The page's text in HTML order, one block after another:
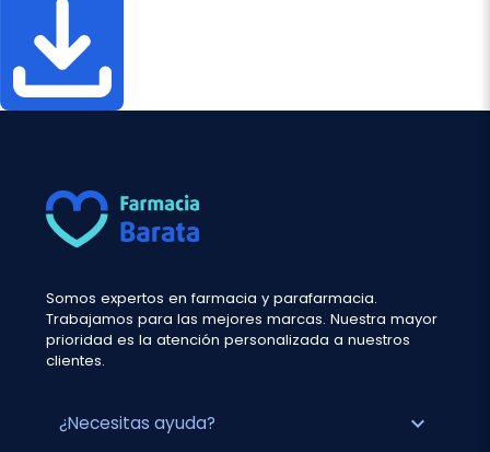
Somos expertos en farmacia y parafarmacia.
Trabajamos para las mejores marcas. Nuestra mayor
prioridad es la atención personalizada a nuestros
clientes.
¿Necesitas ayuda? expand_more